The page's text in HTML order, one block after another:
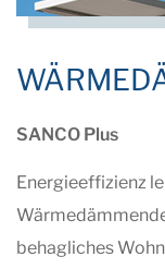
SANCO Plus
Energieeffizienz
behagliches